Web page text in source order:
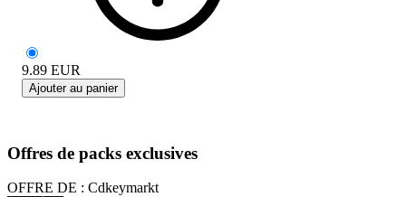
9.89 EUR
Ajouter au panier
Offres de packs exclusives
OFFRE DE : Cdkeymarkt